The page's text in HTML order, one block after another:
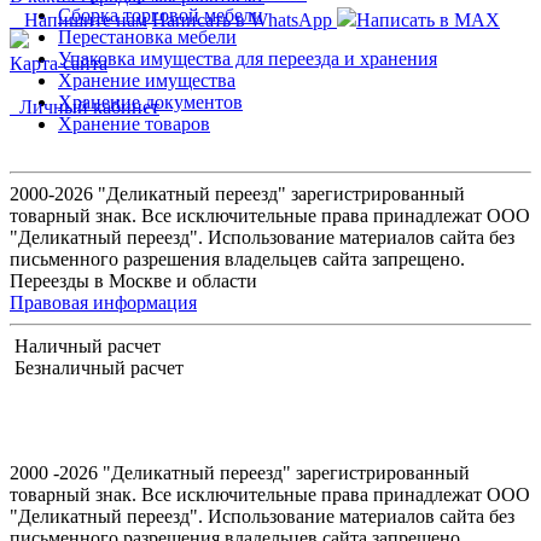
Сборка торговой мебели
Перестановка мебели
Упаковка имущества для переезда и хранения
Хранение имущества
Хранение документов
Хранение товаров
Напишите нам Написать в WhatsApp Написать в MAX
Карта сайта
Личный кабинет
2000-2026 "Деликатный переезд" зарегистрированный
товарный знак. Все исключительные права принадлежат ООО
"Деликатный переезд". Использование материалов сайта без
письменного разрешения владельцев сайта запрещено.
Переезды в Москве и области
Правовая информация
Наличный расчет
Безналичный расчет
2000 -2026 "Деликатный переезд" зарегистрированный
товарный знак. Все исключительные права принадлежат ООО
"Деликатный переезд". Использование материалов сайта без